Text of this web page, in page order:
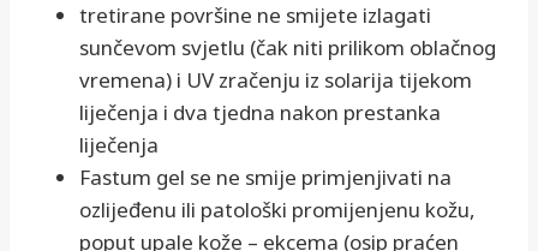
tretirane površine ne smijete izlagati
sunčevom svjetlu (čak niti prilikom oblačnog
vremena) i UV zračenju iz solarija tijekom
liječenja i dva tjedna nakon prestanka
liječenja
Fastum gel se ne smije primjenjivati na
ozlijeđenu ili patološki promijenjenu kožu,
poput upale kože – ekcema (osip praćen